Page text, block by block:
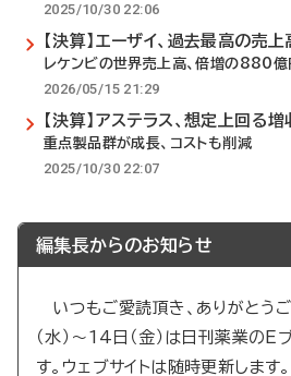
2025/10/30 22:06
【決算】エーザイ、過去最高の売
レケンビの世界売上高、倍増の880億
2026/05/15 21:29
【決算】アステラス、想定上回る
重点製品群が成長、コストも削減
2025/10/30 22:07
編集長からのお知らせ
いつもご愛読頂き、ありがとう
（水）～14日（金）は日刊薬業のE
す。ウェブサイトは随時更新します。